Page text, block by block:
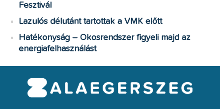
Fesztivál
Lazulós délutánt tartottak a VMK előtt
Hatékonyság – Okosrendszer figyeli majd az
energiafelhasználást